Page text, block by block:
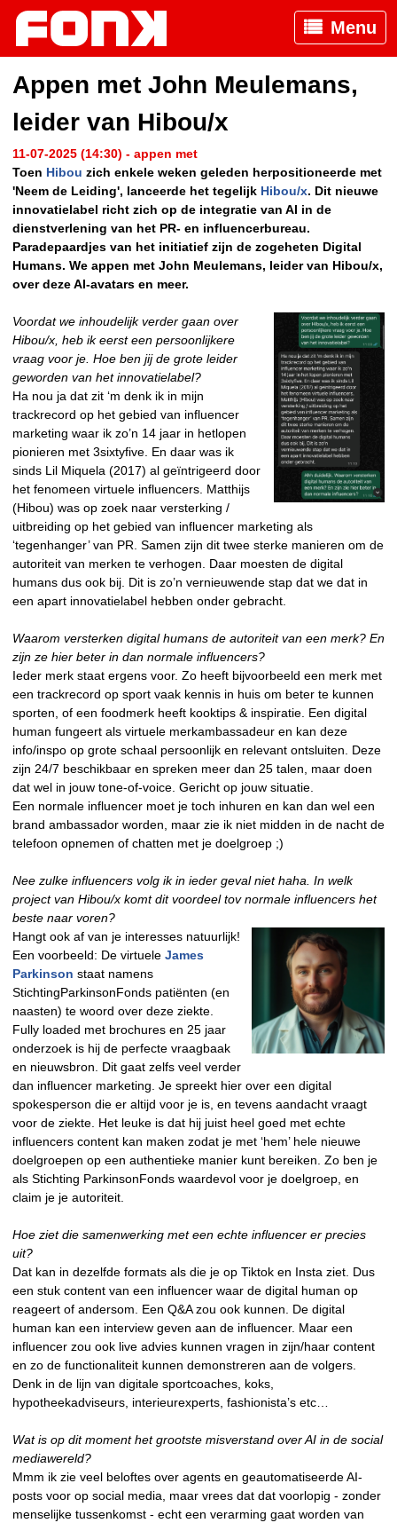
Menu
Appen met John Meulemans,
leider van Hibou/x
11-07-2025 (14:30) - appen met
Toen Hibou zich enkele weken geleden herpositioneerde met
'Neem de Leiding', lanceerde het tegelijk Hibou/x. Dit nieuwe
innovatielabel richt zich op de integratie van AI in de
dienstverlening van het PR- en influencerbureau.
Paradepaardjes van het initiatief zijn de zogeheten Digital
Humans. We appen met John Meulemans, leider van Hibou/x,
over deze AI-avatars en meer.
Voordat we inhoudelijk verder gaan over
Hibou/x, heb ik eerst een persoonlijkere
vraag voor je. Hoe ben jij de grote leider
geworden van het innovatielabel?
Ha nou ja dat zit ‘m denk ik in mijn
trackrecord op het gebied van influencer
marketing waar ik zo’n 14 jaar in hetlopen
pionieren met 3sixtyfive. En daar was ik
sinds Lil Miquela (2017) al geïntrigeerd door
het fenomeen virtuele influencers. Matthijs
(Hibou) was op zoek naar versterking /
uitbreiding op het gebied van influencer marketing als
‘tegenhanger’ van PR. Samen zijn dit twee sterke manieren om de
autoriteit van merken te verhogen. Daar moesten de digital
humans dus ook bij. Dit is zo’n vernieuwende stap dat we dat in
een apart innovatielabel hebben onder gebracht.
Waarom versterken digital humans de autoriteit van een merk? En
zijn ze hier beter in dan normale influencers?
Ieder merk staat ergens voor. Zo heeft bijvoorbeeld een merk met
een trackrecord op sport vaak kennis in huis om beter te kunnen
sporten, of een foodmerk heeft kooktips & inspiratie. Een digital
human fungeert als virtuele merkambassadeur en kan deze
info/inspo op grote schaal persoonlijk en relevant ontsluiten. Deze
zijn 24/7 beschikbaar en spreken meer dan 25 talen, maar doen
dat wel in jouw tone-of-voice. Gericht op jouw situatie.
Een normale influencer moet je toch inhuren en kan dan wel een
brand ambassador worden, maar zie ik niet midden in de nacht de
telefoon opnemen of chatten met je doelgroep ;)
Nee zulke influencers volg ik in ieder geval niet haha. In welk
project van Hibou/x komt dit voordeel tov normale influencers het
beste naar voren?
Hangt ook af van je interesses natuurlijk!
Een voorbeeld: De virtuele James
Parkinson staat namens
StichtingParkinsonFonds patiënten (en
naasten) te woord over deze ziekte.
Fully loaded met brochures en 25 jaar
onderzoek is hij de perfecte vraagbaak
en nieuwsbron. Dit gaat zelfs veel verder
dan influencer marketing. Je spreekt hier over een digital
spokesperson die er altijd voor je is, en tevens aandacht vraagt
voor de ziekte. Het leuke is dat hij juist heel goed met echte
influencers content kan maken zodat je met ‘hem’ hele nieuwe
doelgroepen op een authentieke manier kunt bereiken. Zo ben je
als Stichting ParkinsonFonds waardevol voor je doelgroep, en
claim je je autoriteit.
Hoe ziet die samenwerking met een echte influencer er precies
uit?
Dat kan in dezelfde formats als die je op Tiktok en Insta ziet. Dus
een stuk content van een influencer waar de digital human op
reageert of andersom. Een Q&A zou ook kunnen. De digital
human kan een interview geven aan de influencer. Maar een
influencer zou ook live advies kunnen vragen in zijn/haar content
en zo de functionaliteit kunnen demonstreren aan de volgers.
Denk in de lijn van digitale sportcoaches, koks,
hypotheekadviseurs, interieurexperts, fashionista’s etc…
Wat is op dit moment het grootste misverstand over AI in de social
mediawereld?
Mmm ik zie veel beloftes over agents en geautomatiseerde AI-
posts voor op social media, maar vrees dat dat voorlopig - zonder
menselijke tussenkomst - echt een verarming gaat worden van